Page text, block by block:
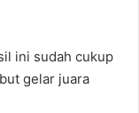
ini sudah cukup
gelar juara